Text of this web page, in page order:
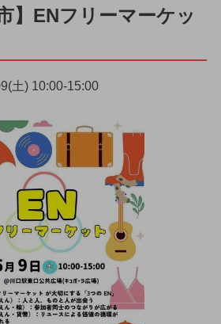
】ENフリーマーケッ
土) 10:00-15:00